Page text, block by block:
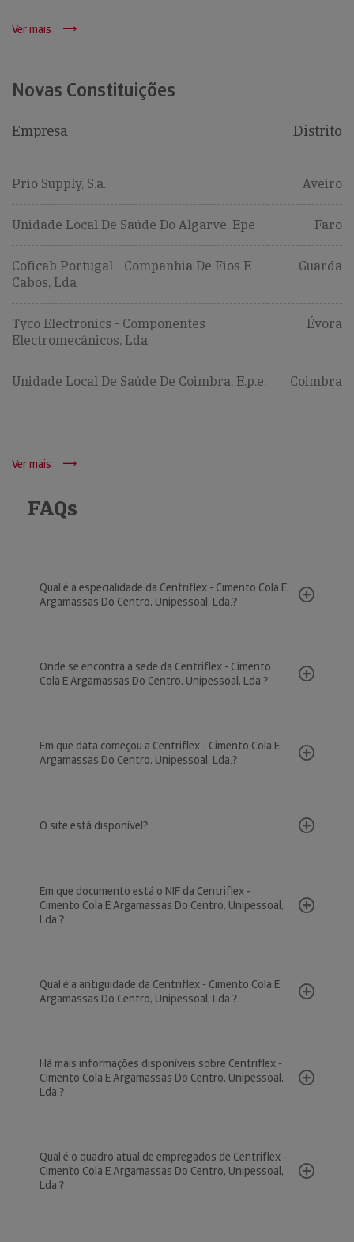
Ver mais
Novas Constituições
Empresa Distrito
Prio Supply, S.a. Aveiro
Unidade Local De Saúde Do Algarve, Epe Faro
Coficab Portugal - Companhia De Fios E
Cabos, Lda
Guarda
Tyco Electronics - Componentes
Electromecânicos, Lda
Évora
Unidade Local De Saúde De Coimbra, E.p.e. Coimbra
Ver mais
FAQs
Qual é a especialidade da Centriflex - Cimento Cola E
Argamassas Do Centro, Unipessoal, Lda.?
Onde se encontra a sede da Centriflex - Cimento
Cola E Argamassas Do Centro, Unipessoal, Lda.?
Em que data começou a Centriflex - Cimento Cola E
Argamassas Do Centro, Unipessoal, Lda.?
O site está disponível?
Em que documento está o NIF da Centriflex -
Cimento Cola E Argamassas Do Centro, Unipessoal,
Lda.?
Qual é a antiguidade da Centriflex - Cimento Cola E
Argamassas Do Centro, Unipessoal, Lda.?
Há mais informações disponíveis sobre Centriflex -
Cimento Cola E Argamassas Do Centro, Unipessoal,
Lda.?
Qual é o quadro atual de empregados de Centriflex -
Cimento Cola E Argamassas Do Centro, Unipessoal,
Lda.?